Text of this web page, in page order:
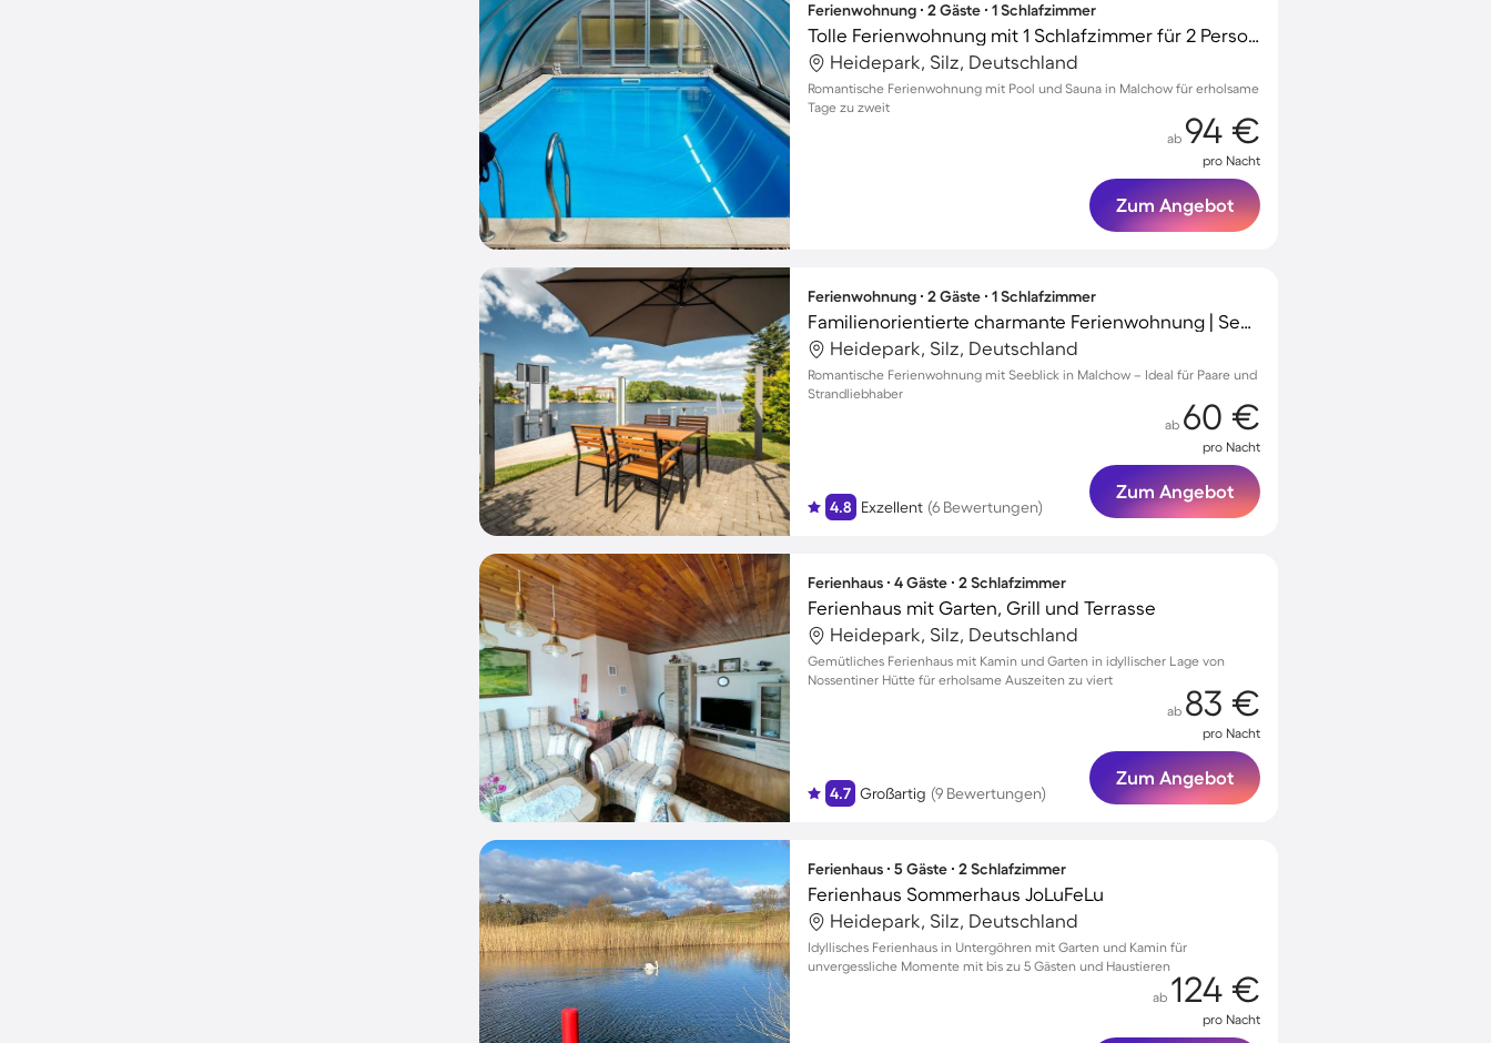
Ferienwohnung ∙ 2 Gäste ∙ 1 Schlafzimmer
Tolle Ferienwohnung mit 1 Schlafzimmer für 2 Personen
Heidepark, Silz, Deutschland
Romantische Ferienwohnung mit Pool und Sauna in Malchow für erholsame
Tage zu zweit
ab 94 €
pro Nacht
Zum Angebot
Ferienwohnung ∙ 2 Gäste ∙ 1 Schlafzimmer
Familienorientierte charmante Ferienwohnung | Seeblick
Heidepark, Silz, Deutschland
Romantische Ferienwohnung mit Seeblick in Malchow – Ideal für Paare und
Strandliebhaber
4.8 Exzellent (6 Bewertungen)
ab 60 €
pro Nacht
Zum Angebot
Ferienhaus ∙ 4 Gäste ∙ 2 Schlafzimmer
Ferienhaus mit Garten, Grill und Terrasse
Heidepark, Silz, Deutschland
Gemütliches Ferienhaus mit Kamin und Garten in idyllischer Lage von
Nossentiner Hütte für erholsame Auszeiten zu viert
4.7 Großartig (9 Bewertungen)
ab 83 €
pro Nacht
Zum Angebot
Ferienhaus ∙ 5 Gäste ∙ 2 Schlafzimmer
Ferienhaus Sommerhaus JoLuFeLu
Heidepark, Silz, Deutschland
Idyllisches Ferienhaus in Untergöhren mit Garten und Kamin für
unvergessliche Momente mit bis zu 5 Gästen und Haustieren
ab 124 €
pro Nacht